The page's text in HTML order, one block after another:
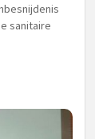
sanitaire